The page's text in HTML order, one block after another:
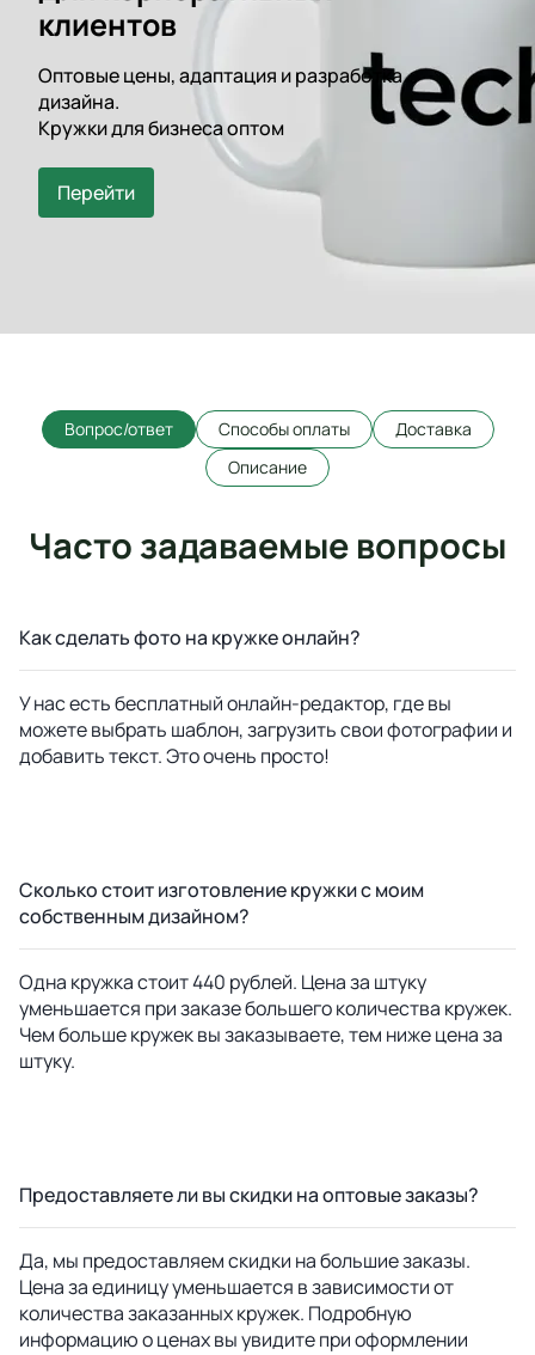
клиентов
Оптовые цены, адаптация и разработка
дизайна.
Кружки для бизнеса оптом
Перейти
Вопрос/ответ Способы оплаты
Доставка
Описание
Часто задаваемые вопросы
Как сделать фото на кружке онлайн?
У нас есть бесплатный онлайн-редактор, где вы
можете выбрать шаблон, загрузить свои фотографии и
добавить текст. Это очень просто!
Сколько стоит изготовление кружки с моим
собственным дизайном?
Одна кружка стоит 440 рублей. Цена за штуку
уменьшается при заказе большего количества кружек.
Чем больше кружек вы заказываете, тем ниже цена за
штуку.
Предоставляете ли вы скидки на оптовые заказы?
Да, мы предоставляем скидки на большие заказы.
Цена за единицу уменьшается в зависимости от
количества заказанных кружек. Подробную
информацию о ценах вы увидите при оформлении